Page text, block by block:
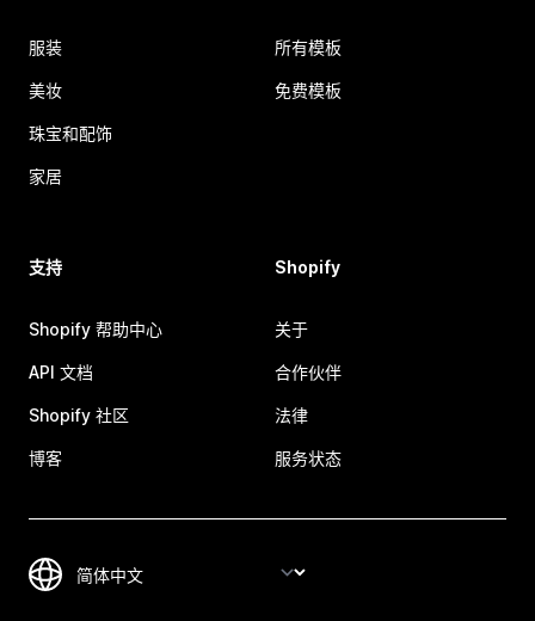
服装
美妆
珠宝和配饰
家居
所有模板
免费模板
支持
Shopify 帮助中心
API 文档
Shopify 社区
博客
Shopify
关于
合作伙伴
法律
服务状态